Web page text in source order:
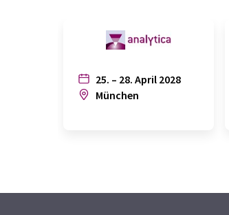
25. – 28. April 2028
München